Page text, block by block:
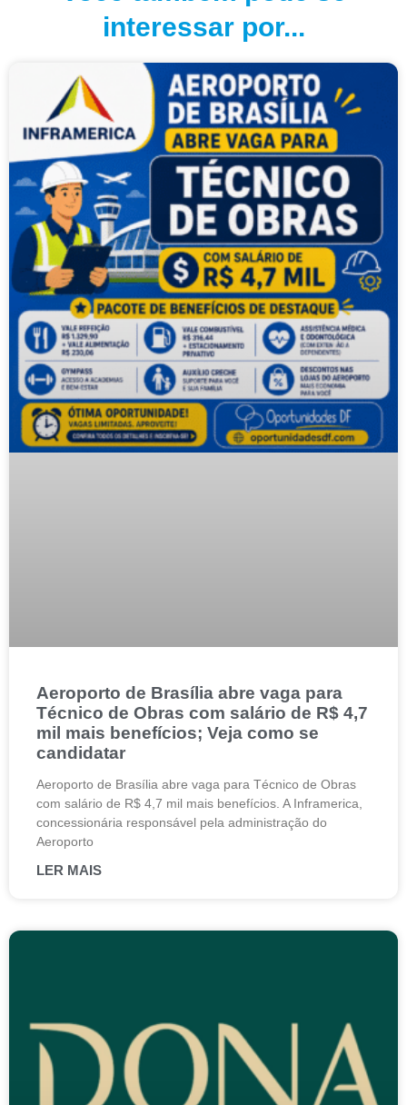
interessar por...
Aeroporto de Brasília abre vaga para
Técnico de Obras com salário de R$ 4,7
mil mais benefícios; Veja como se
candidatar
Aeroporto de Brasília abre vaga para Técnico de Obras
com salário de R$ 4,7 mil mais benefícios. A Inframerica,
concessionária responsável pela administração do
Aeroporto
LER MAIS